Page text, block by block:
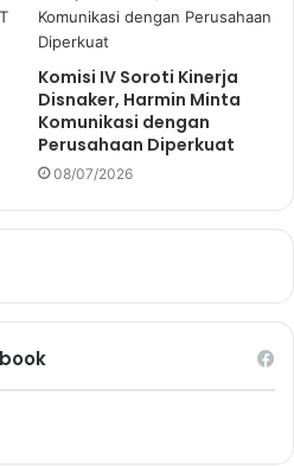
Komisi IV Soroti Kinerja
Disnaker, Harmin Minta
Komunikasi dengan
Perusahaan Diperkuat
08/07/2026